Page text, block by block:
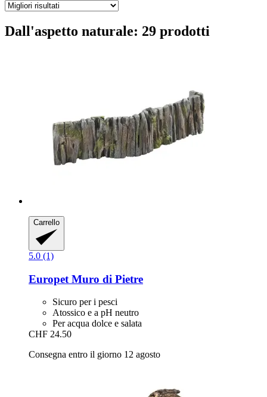
Dall'aspetto naturale: 29 prodotti
Carrello
5.0 (1)
Europet Muro di Pietre
Sicuro per i pesci
Atossico e a pH neutro
Per acqua dolce e salata
CHF 24.50
Consegna entro il giorno 12 agosto